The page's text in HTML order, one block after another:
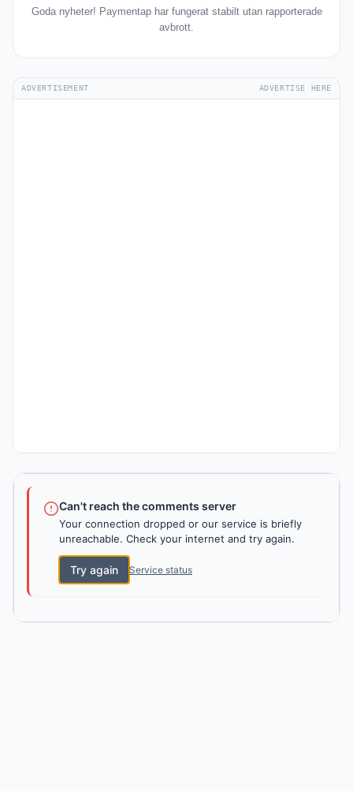
Goda nyheter! Paymentap har fungerat stabilt utan rapporterade
avbrott.
ADVERTISEMENT ADVERTISE HERE
Can't reach the comments server
Your connection dropped or our service is briefly
unreachable. Check your internet and try again.
Try again Service status